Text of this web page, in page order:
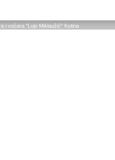
i voćara "Lujo Miklaužić" Kutina